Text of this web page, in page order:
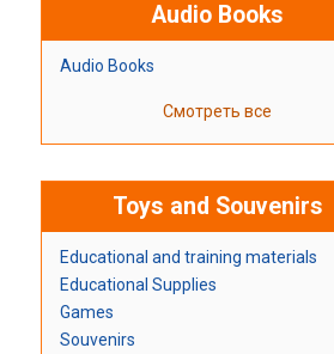
Audio Books
Audio Books
Смотреть все
Toys and Souvenirs
Educational and training materials
Educational Supplies
Games
Souvenirs